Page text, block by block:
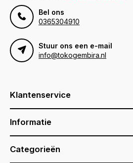
Bel ons
0365304910
Stuur ons een e-mail
info@tokogembira.nl
Klantenservice
Informatie
Categorieën